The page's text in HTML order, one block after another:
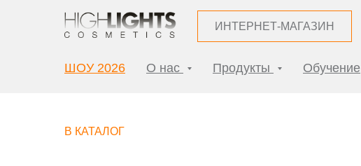
ИНТЕРНЕТ-МАГАЗИН
ШОУ 2026 О нас Продукты Обучение
В КАТАЛОГ